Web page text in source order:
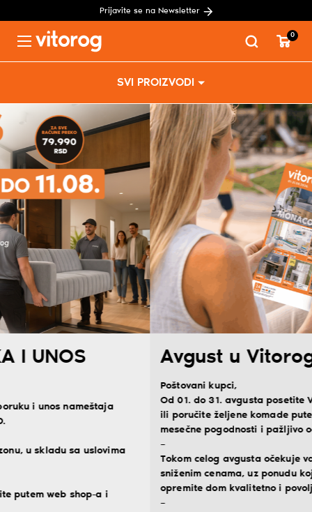
Prijavite se na Newsletter
SVI PROIZVODI
0
Avgust u Vitorogu!
Od 01. do 31. avgusta posetite Vitorog salone nameštaja
ili poručite željene komade putem webshopa i iskoristite
mesečne pogodnosti i pažljivo odabrane akcijske cene.
Tokom celog avgusta očekuje vas izbor nameštaja po
sniženim cenama, uz ponudu koja će vam pomoći da
opremite dom kvalitetno i povoljnije.
–